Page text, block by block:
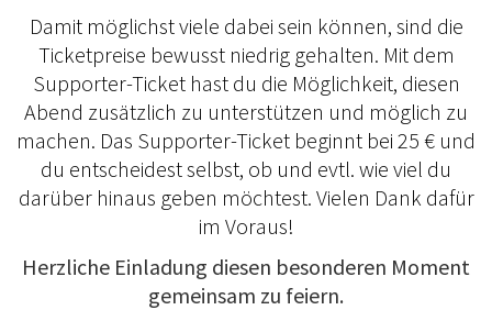
Damit möglichst viele dabei sein können, sind die
Ticketpreise bewusst niedrig gehalten. Mit dem
Supporter-Ticket hast du die Möglichkeit, diesen
Abend zusätzlich zu unterstützen und möglich zu
machen. Das Supporter-Ticket beginnt bei 25 € und
du entscheidest selbst, ob und evtl. wie viel du
darüber hinaus geben möchtest. Vielen Dank dafür
im Voraus!
Herzliche Einladung diesen besonderen Moment
gemeinsam zu feiern.